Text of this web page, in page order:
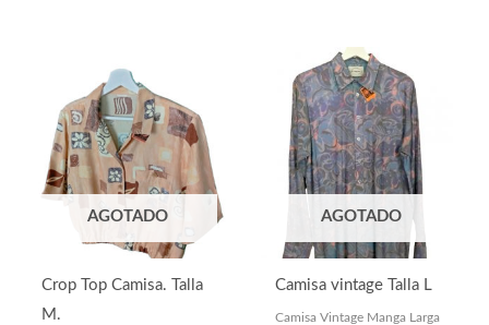
AGOTADO
Crop Top Camisa. Talla
M.
AGOTADO
Camisa vintage Talla L
Camisa Vintage Manga Larga